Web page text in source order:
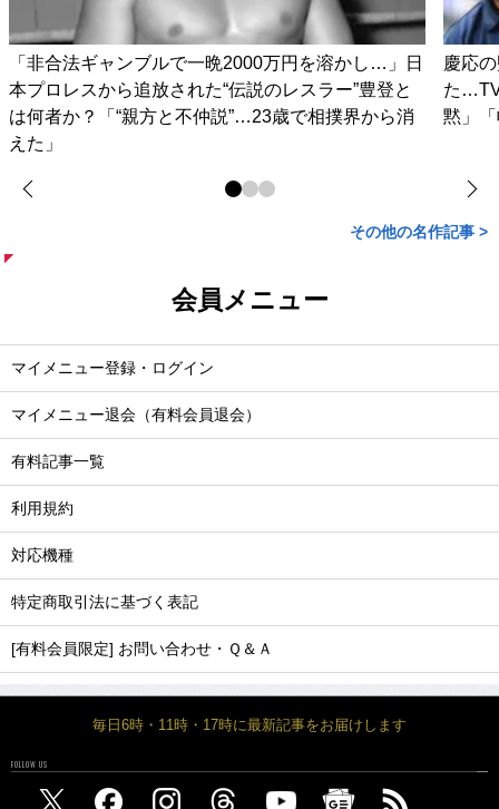
「非合法ギャンブルで一晩2000万円を溶かし…」日
本プロレスから追放された“伝説のレスラー”豊登と
は何者か？「“親方と不仲説”…23歳で相撲界から消
えた」
慶応
た
黙」
その他の名作記事 >
会員メニュー
マイメニュー登録・ログイン
マイメニュー退会（有料会員退会）
有料記事一覧
利用規約
対応機種
特定商取引法に基づく表記
[有料会員限定] お問い合わせ・Ｑ＆Ａ
毎日6時・11時・17時に最新記事をお届けします
FOLLOW US